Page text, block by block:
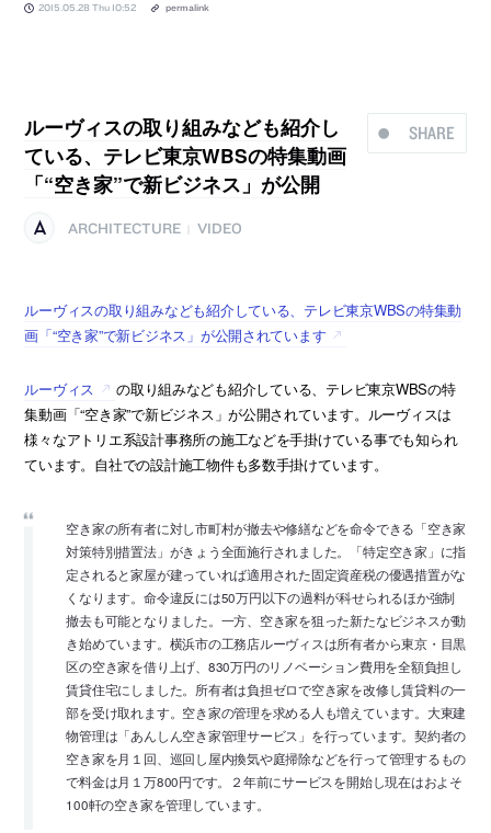
2015.05.28 Thu 10:52 permalink
SHARE
ルーヴィスの取り組みなども紹介し
ている、テレビ東京WBSの特集動画
「“空き家”で新ビジネス」が公開
ARCHITECTURE VIDEO
ルーヴィスの取り組みなども紹介している、テレビ東京WBSの特集動
画「“空き家”で新ビジネス」が公開されています
ルーヴィス
の取り組みなども紹介している、テレビ東京WBSの特
集動画「“空き家”で新ビジネス」が公開されています。ルーヴィスは
様々なアトリエ系設計事務所の施工などを手掛けている事でも知られ
ています。自社での設計施工物件も多数手掛けています。
空き家の所有者に対し市町村が撤去や修繕などを命令できる「空き家
対策特別措置法」がきょう全面施行されました。「特定空き家」に指
定されると家屋が建っていれば適用された固定資産税の優遇措置がな
くなります。命令違反には50万円以下の過料が科せられるほか強制
撤去も可能となりました。一方、空き家を狙った新たなビジネスが動
き始めています。横浜市の工務店ルーヴィスは所有者から東京・目黒
区の空き家を借り上げ、830万円のリノベーション費用を全額負担し
賃貸住宅にしました。所有者は負担ゼロで空き家を改修し賃貸料の一
部を受け取れます。空き家の管理を求める人も増えています。大東建
物管理は「あんしん空き家管理サービス」を行っています。契約者の
空き家を月１回、巡回し屋内換気や庭掃除などを行って管理するもの
で料金は月１万800円です。２年前にサービスを開始し現在はおよそ
100軒の空き家を管理しています。